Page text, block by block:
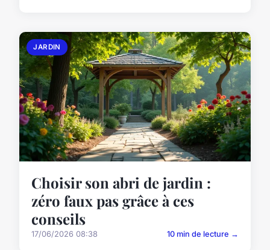
JARDIN
Choisir son abri de jardin :
zéro faux pas grâce à ces
conseils
17/06/2026 08:38 10 min de lecture →